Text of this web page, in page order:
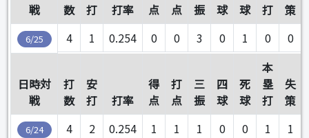
戦
数
打
打率
点
点
振
球
球
打
策
6/25 4 1 0.254 0 0 3 0 1 0 0
日時対
戦
打
数
安
打
打率
得
点
打
点
三
振
四
球
死
球
本
塁
打
失
策
6/24 4 2 0.254 1 1 1 0 0 1 1